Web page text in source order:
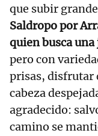
que subir
Saldropo por
quien busca
pero con
prisas, disfrutar
cabeza
agradecido:
camino se